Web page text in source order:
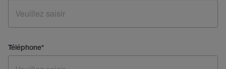
Téléphone*